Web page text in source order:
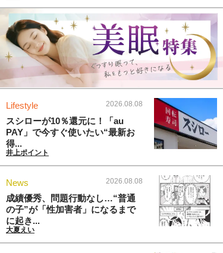
Lifestyle 2026.08.08
スシローが10％還元に！「au
PAY」で今すぐ使いたい“最新お
得...
井上ポイント
News 2026.08.08
成績優秀、問題行動なし…“普通
の子”が「性加害者」になるまで
に起き...
大夏えい